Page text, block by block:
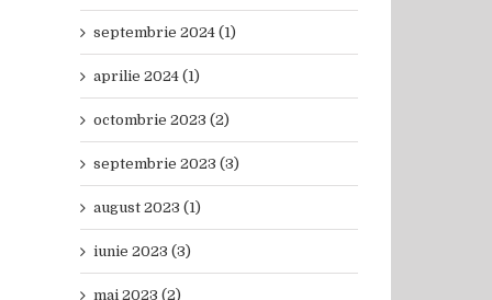
septembrie 2024 (1)
aprilie 2024 (1)
octombrie 2023 (2)
septembrie 2023 (3)
august 2023 (1)
iunie 2023 (3)
mai 2023 (2)